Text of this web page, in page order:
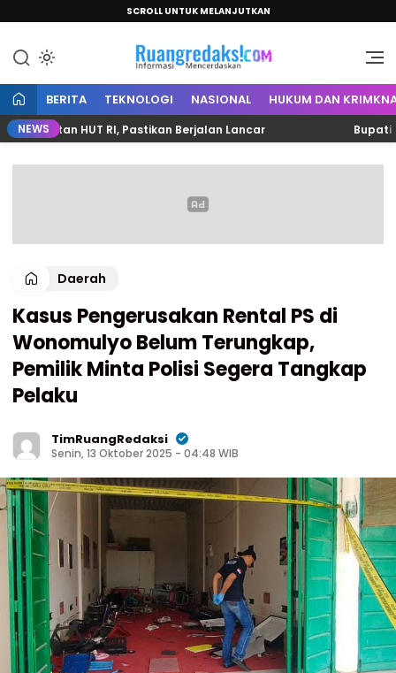
SCROLL UNTUK MELANJUTKAN
Ruang Redaksi
Informasi Mencerdaskan
BERITA TEKNOLOGI NASIONAL HUKUM DAN
NEWSHUT RI, Pastikan Berjalan Lancar Bupati
Daerah
Kasus Pengerusakan Rental PS di
Wonomulyo Belum Terungkap,
Pemilik Minta Polisi Segera Tangkap
Pelaku
TimRuangRedaksi
Senin, 13 Oktober 2025 - 04:48 WIB